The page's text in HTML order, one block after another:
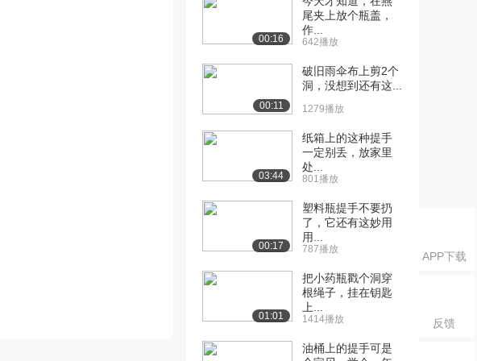
APP下载
反馈
00:16
尾夹上放个瓶盖，
作...
642播放
00:11
破旧雨伞布上剪2个
洞，没想到还有这...
1279播放
03:44
纸箱上的这种提手
一定别丢，放家里
处...
801播放
00:17
塑料瓶提手不要扔
了，它还有这妙用
用...
787播放
01:01
把小药瓶戳个洞穿
根绳子，挂在钥匙
上...
1414播放
油桶上的提手可是